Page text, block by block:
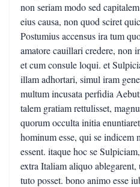
non seriam modo sed
eius causa, non quod sciret
Postumius accensus ira tum
amatore cauillari credere, non
et cum consule loqui. et
illam adhortari, simul iram
multum incusata perfidia
talem gratiam rettulisset,
quorum occulta initia
hominum esse, qui se indicem
essent. itaque hoc se
extra Italiam aliquo
tuto posset. bono animo esse